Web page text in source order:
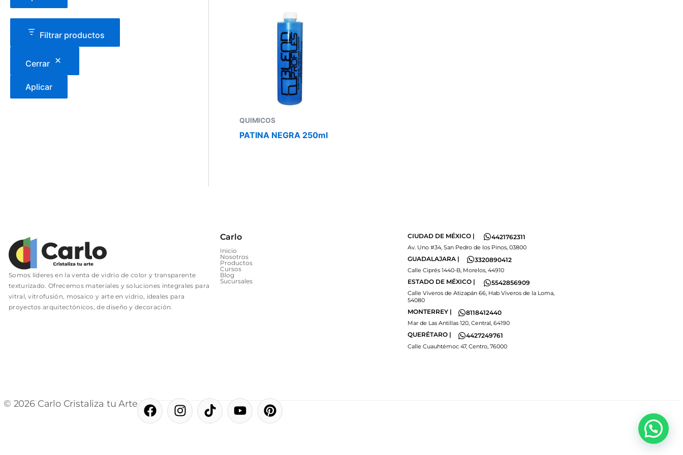
Filtrar productos
Cerrar
Aplicar
QUIMICOS
PATINA NEGRA 250ml
Somos líderes en la venta de vidrio de color y transparente
texturizado. Ofrecemos materiales y soluciones integrales para
vitral, vitrofusión, mosaico y arte en vidrio, ideales para
proyectos arquitectónicos, de diseño y decoración.
Carlo
Inicio
Nosotros
Productos
Cursos
Blog
Sucursales
CIUDAD DE MÉXICO | 4421762311
Av. Uno #34, San Pedro de los Pinos, 03800
GUADALAJARA | 3320890412
Calle Ciprés 1440-B, Morelos, 44910
ESTADO DE MÉXICO | 5542856909
Calle Viveros de Atizapán 66, Hab Viveros de la Loma,
54080
MONTERREY | 8118412440
Mar de Las Antillas 120, Central, 64190
QUERÉTARO | 4427249761
Calle Cuauhtémoc 47, Centro, 76000
© 2026 Carlo Cristaliza tu Arte
F
a
I
n
T
i
Y
o
P
i